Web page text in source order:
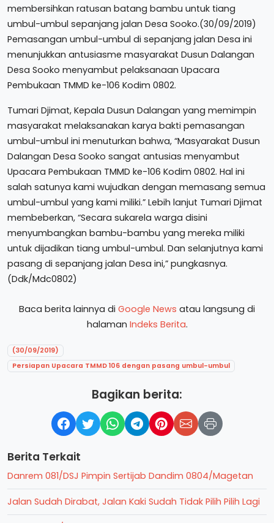
membersihkan ratusan batang bambu untuk tiang
umbul-umbul sepanjang jalan Desa Sooko.(30/09/2019)
Pemasangan umbul-umbul di sepanjang jalan Desa ini
menunjukkan antusiasme masyarakat Dusun Dalangan
Desa Sooko menyambut pelaksanaan Upacara
Pembukaan TMMD ke-106 Kodim 0802.
Tumari Djimat, Kepala Dusun Dalangan yang memimpin
masyarakat melaksanakan karya bakti pemasangan
umbul-umbul ini menuturkan bahwa, “Masyarakat Dusun
Dalangan Desa Sooko sangat antusias menyambut
Upacara Pembukaan TMMD ke-106 Kodim 0802. Hal ini
salah satunya kami wujudkan dengan memasang semua
umbul-umbul yang kami miliki.” Lebih lanjut Tumari Djimat
membeberkan, “Secara sukarela warga disini
menyumbangkan bambu-bambu yang mereka miliki
untuk dijadikan tiang umbul-umbul. Dan selanjutnya kami
pasang di sepanjang jalan Desa ini,” pungkasnya.
(Ddk/Mdc0802)
Baca berita lainnya di Google News atau langsung di
halaman Indeks Berita.
(30/09/2019)
Persiapan Upacara TMMD 106 dengan pasang umbul-umbul
Bagikan berita:
Berita Terkait
Danrem 081/DSJ Pimpin Sertijab Dandim 0804/Magetan
Jalan Sudah Dirabat, Jalan Kaki Sudah Tidak Pilih Pilih Lagi